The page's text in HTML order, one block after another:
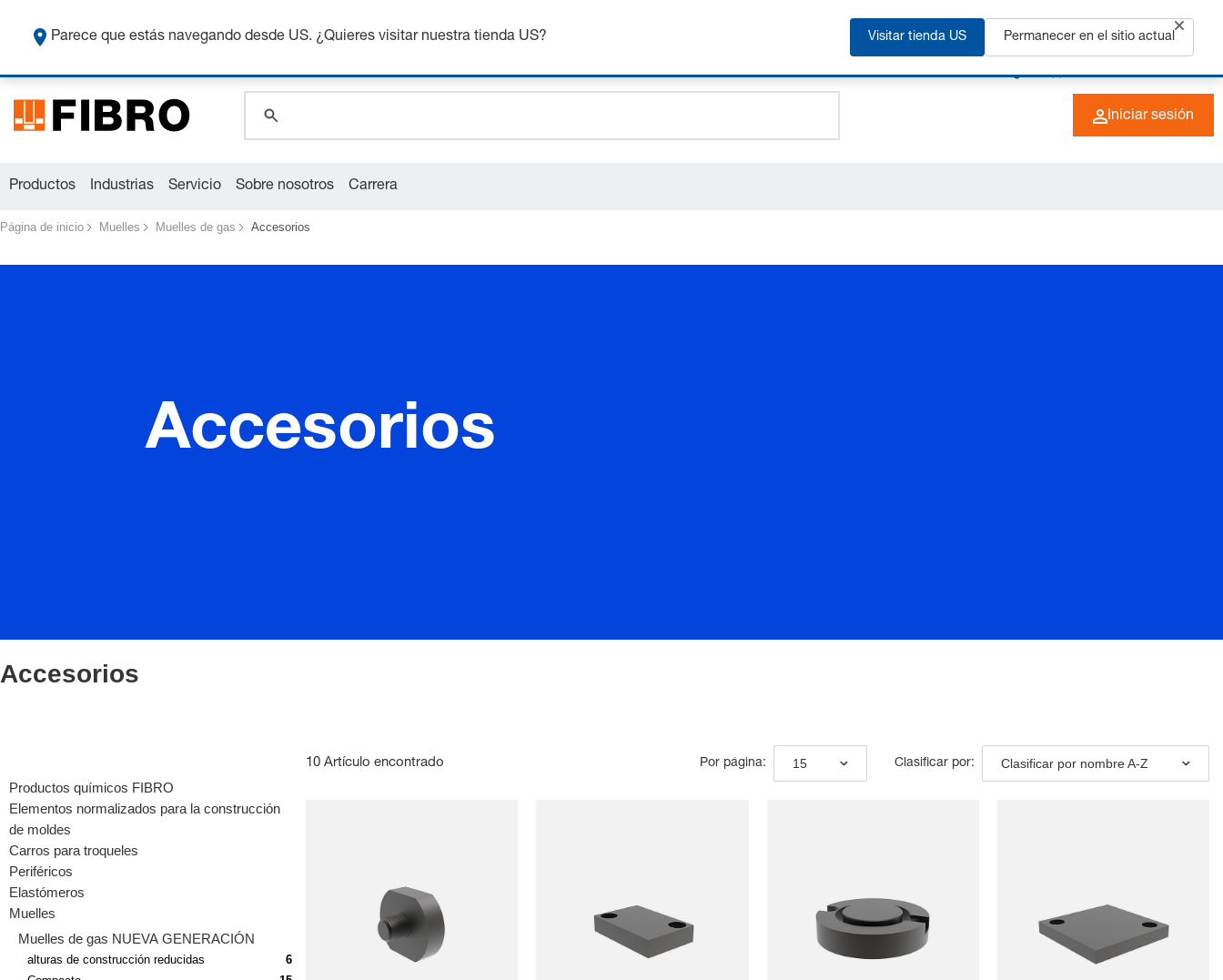
+49 (0) 6266 73-0 ES
global.search.placeholder.name
global.search.placeholder.category
Iniciar sesión
Productos Industrias Servicio Sobre nosotros Carrera
Página de inicio Muelles Muelles de gas Accesorios
Accesorios
Accesorios
Productos químicos FIBRO
Elementos normalizados para la construcción
de moldes
Carros para troqueles
Periféricos
Elastómeros
Muelles
Muelles de gas NUEVA GENERACIÓN
alturas de construcción reducidas
6
10 Artículo encontrado Por página: 15 Clasificar por: Clasificar por nombre A-Z
Parece que estás navegando desde US. ¿Quieres visitar nuestra tienda US? Visitar tienda US Permanecer en el sitio actual